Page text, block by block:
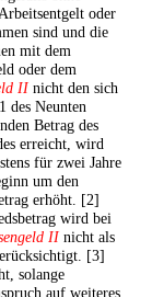
oder
sind und die
mit dem
oder dem
II nicht den sich
des Neunten
Betrag des
erreicht, wird
für zwei Jahre
um den
erhöht. [2]
wird bei
II nicht als
[3]
solange
auf weiteres